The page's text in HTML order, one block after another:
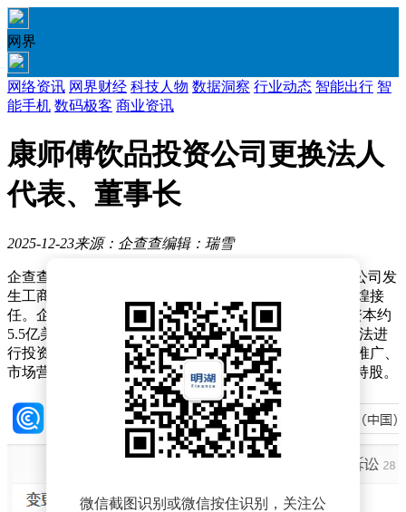
网界
网络资讯 网界财经 科技人物 数据洞察 行业动态 智能出行 智
能手机 数码极客 商业资讯
康师傅饮品投资公司更换法人
代表、董事长
2025-12-23来源：企查查编辑：瑞雪
企查查APP显示，近日，康师傅饮品投资（中国）有限公司发
生工商变更，蔡慈源卸任法定代表人、董事长，由邱世煌接
任。企查查信息显示，该公司成立于2011年5月，注册资本约
5.5亿美元，经营范围涉及在国家允许外商投资的领域依法进
行投资，为其母公司、关联公司、所投资企业提供品牌推广、
市场营销服务等，由KSF Beverage Holding Co.,Ltd.全资持股。
微信截图识别或微信按住识别，关注公